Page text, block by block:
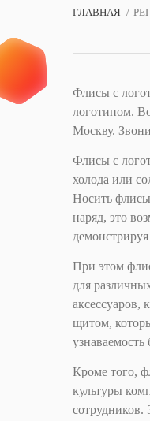
ГЛАВНАЯ
Флисы с
холода или
Носить
наряд, это
При этом
для
щитом,
узнаваемость
Кроме того,
культуры
сотрудников.
Флисы с
логотипом.
Москву.